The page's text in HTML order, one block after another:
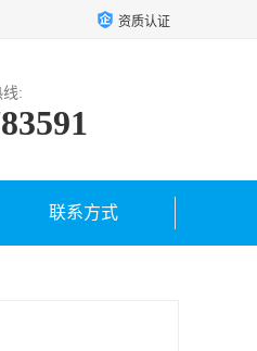
资质认证
:
联系方式